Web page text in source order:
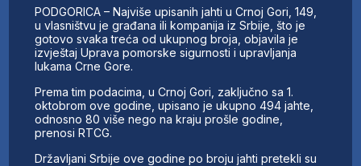
FINANSIJE
IZ STRANIH MEDIJA
AKTIVNOSTI
SWOT INTERVJU
UČLANI SE
KONTAKT
PODGORICA – Najviše upisanih jahti u Crnoj Gori, 149,
u vlasništvu je građana ili kompanija iz Srbije, što je
gotovo svaka treća od ukupnog broja, objavila je
izvještaj Uprava pomorske sigurnosti i upravljanja
lukama Crne Gore.
Prema tim podacima, u Crnoj Gori, zaključno sa 1.
oktobrom ove godine, upisano je ukupno 494 jahte,
odnosno 80 više nego na kraju prošle godine,
prenosi RTCG.
Državljani Srbije ove godine po broju jahti pretekli su